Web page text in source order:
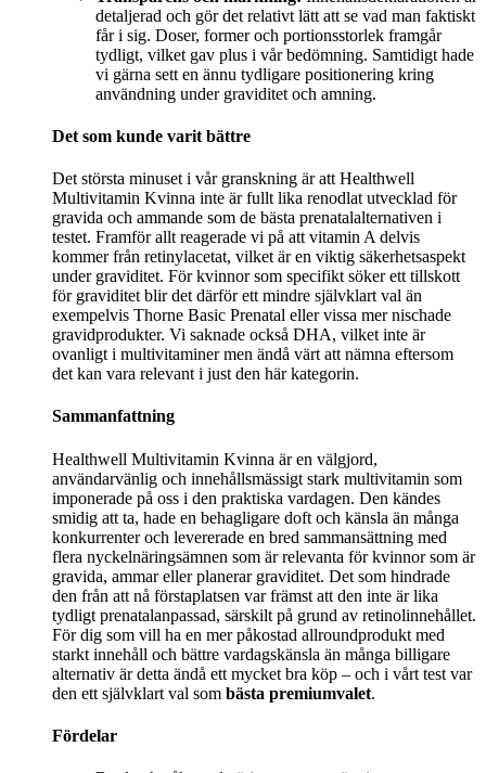
detaljerad och gör det relativt lätt att se vad man faktiskt
får i sig. Doser, former och portionsstorlek framgår
tydligt, vilket gav plus i vår bedömning. Samtidigt hade
vi gärna sett en ännu tydligare positionering kring
användning under graviditet och amning.
Det som kunde varit bättre
Det största minuset i vår granskning är att Healthwell
Multivitamin Kvinna inte är fullt lika renodlat utvecklad för
gravida och ammande som de bästa prenatalalternativen i
testet. Framför allt reagerade vi på att vitamin A delvis
kommer från retinylacetat, vilket är en viktig säkerhetsaspekt
under graviditet. För kvinnor som specifikt söker ett tillskott
för graviditet blir det därför ett mindre självklart val än
exempelvis Thorne Basic Prenatal eller vissa mer nischade
gravidprodukter. Vi saknade också DHA, vilket inte är
ovanligt i multivitaminer men ändå värt att nämna eftersom
det kan vara relevant i just den här kategorin.
Sammanfattning
Healthwell Multivitamin Kvinna är en välgjord,
användarvänlig och innehållsmässigt stark multivitamin som
imponerade på oss i den praktiska vardagen. Den kändes
smidig att ta, hade en behagligare doft och känsla än många
konkurrenter och levererade en bred sammansättning med
flera nyckelnäringsämnen som är relevanta för kvinnor som är
gravida, ammar eller planerar graviditet. Det som hindrade
den från att nå förstaplatsen var främst att den inte är lika
tydligt prenatalanpassad, särskilt på grund av retinolinnehållet.
För dig som vill ha en mer påkostad allroundprodukt med
starkt innehåll och bättre vardagskänsla än många billigare
alternativ är detta ändå ett mycket bra köp – och i vårt test var
den ett självklart val som bästa premiumvalet.
Fördelar